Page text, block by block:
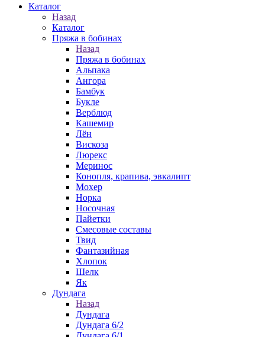
Каталог
Назад
Каталог
Пряжа в бобинах
Назад
Пряжа в бобинах
Альпака
Ангора
Бамбук
Букле
Верблюд
Кашемир
Лён
Вискоза
Люрекс
Меринос
Конопля, крапива, эвкалипт
Мохер
Норка
Носочная
Пайетки
Смесовые составы
Твид
Фантазийная
Хлопок
Шелк
Як
Дундага
Назад
Дундага
Дундага 6/2